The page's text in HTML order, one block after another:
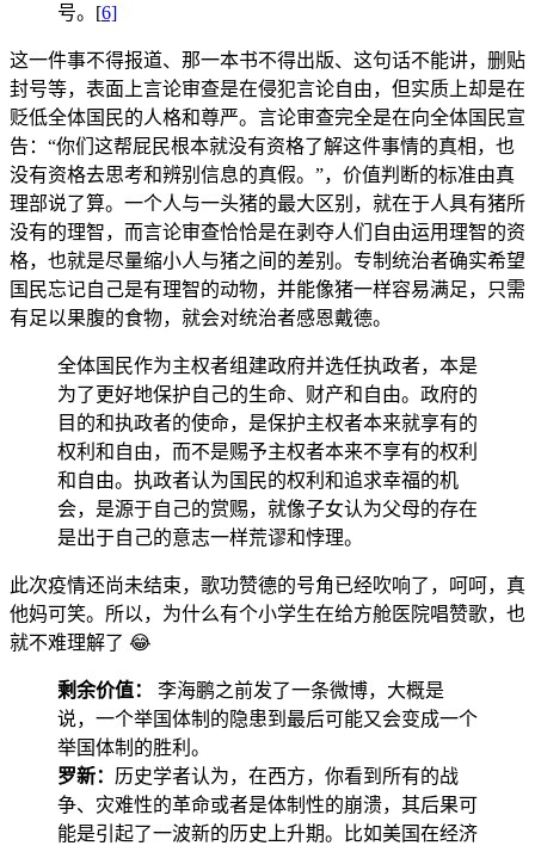
号。[6]
这一件事不得报道、那一本书不得出版、这句话不能讲，删贴
封号等，表面上言论审查是在侵犯言论自由，但实质上却是在
贬低全体国民的人格和尊严。言论审查完全是在向全体国民宣
告：“你们这帮屁民根本就没有资格了解这件事情的真相，也
没有资格去思考和辨别信息的真假。”，价值判断的标准由真
理部说了算。一个人与一头猪的最大区别，就在于人具有猪所
没有的理智，而言论审查恰恰是在剥夺人们自由运用理智的资
格，也就是尽量缩小人与猪之间的差别。专制统治者确实希望
国民忘记自己是有理智的动物，并能像猪一样容易满足，只需
有足以果腹的食物，就会对统治者感恩戴德。
全体国民作为主权者组建政府并选任执政者，本是
为了更好地保护自己的生命、财产和自由。政府的
目的和执政者的使命，是保护主权者本来就享有的
权利和自由，而不是赐予主权者本来不享有的权利
和自由。执政者认为国民的权利和追求幸福的机
会，是源于自己的赏赐，就像子女认为父母的存在
是出于自己的意志一样荒谬和悖理。
此次疫情还尚未结束，歌功赞德的号角已经吹响了，呵呵，真
他妈可笑。所以，为什么有个小学生在给方舱医院唱赞歌，也
就不难理解了 😂
剩余价值：
李海鹏之前发了一条微博，大概是
说，一个举国体制的隐患到最后可能又会变成一个
举国体制的胜利。
罗新： 历史学者认为，在西方，你看到所有的战
争、灾难性的革命或者是体制性的崩溃，其后果可
能是引起了一波新的历史上升期。比如美国在经济